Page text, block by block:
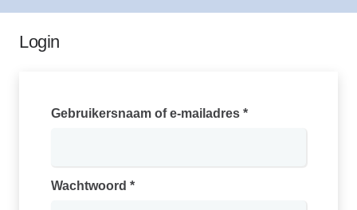
Login
Gebruikersnaam of e-mailadres *Vereist
Wachtwoord *Vereist